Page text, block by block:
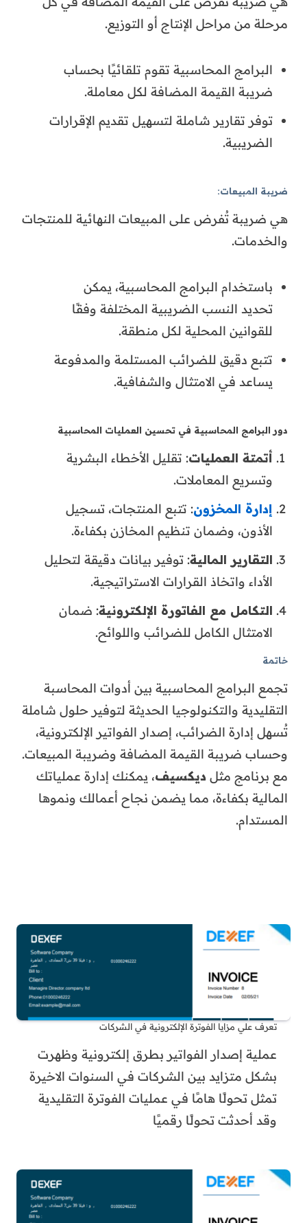
مرحلة من مراحل الإنتاج أو التوزيع.
البرامج المحاسبية تقوم تلقائيًا بحساب
ضريبة القيمة المضافة لكل معاملة.
توفر تقارير شاملة لتسهيل تقديم الإقرارات
الضريبية.
ضريبة المبيعات:
هي ضريبة تُفرض على المبيعات النهائية للمنتجات
والخدمات.
باستخدام البرامج المحاسبية، يمكن
تحديد النسب الضريبية المختلفة وفقًا
للقوانين المحلية لكل منطقة.
تتبع دقيق للضرائب المستلمة والمدفوعة
يساعد في الامتثال والشفافية.
دور البرامج المحاسبية في تحسين العمليات المحاسبية
أتمتة العمليات: تقليل الأخطاء البشرية
وتسريع المعاملات.
إدارة المخزون: تتبع المنتجات، تسجيل
الأذون، وضمان تنظيم المخازن بكفاءة.
التقارير المالية: توفير بيانات دقيقة لتحليل
الأداء واتخاذ القرارات الاستراتيجية.
التكامل مع الفاتورة الإلكترونية: ضمان
الامتثال الكامل للضرائب واللوائح.
خاتمة
تجمع البرامج المحاسبية بين أدوات المحاسبة
التقليدية والتكنولوجيا الحديثة لتوفير حلول شاملة
تُسهل إدارة الضرائب، إصدار الفواتير الإلكترونية،
وحساب ضريبة القيمة المضافة وضريبة المبيعات.
مع برنامج مثل ديكسيف، يمكنك إدارة عملياتك
المالية بكفاءة، مما يضمن نجاح أعمالك ونموها
المستدام.
تعرف علي مزايا الفوترة الإلكترونية في الشركات
عملية إصدار الفواتير بطرق إلكترونية وظهرت
بشكل متزايد بين الشركات في السنوات الاخيرة
تمثل تحولًا هامًا في عمليات الفوترة التقليدية
وقد أحدثت تحولًا رقميًا